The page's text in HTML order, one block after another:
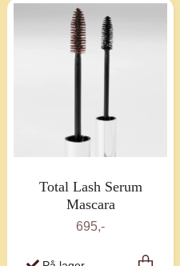
Total Lash Serum
Mascara
695,-